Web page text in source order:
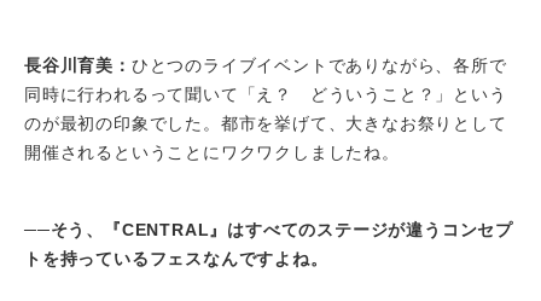
長谷川育美： ひとつのライブイベントでありながら、各所で
同時に行われるって聞いて「え？ どういうこと？」という
のが最初の印象でした。都市を挙げて、大きなお祭りとして
開催されるということにワクワクしましたね。
──そう、『CENTRAL』はすべてのステージが違うコンセプ
トを持っているフェスなんですよね。